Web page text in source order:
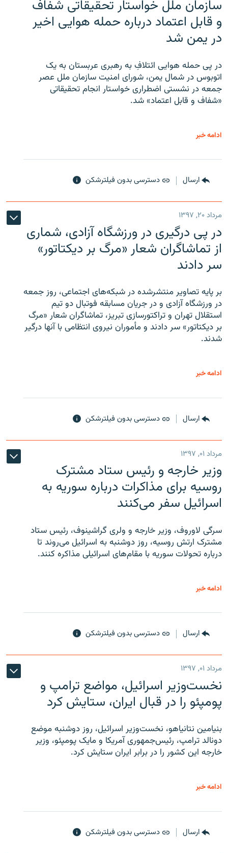
سازمان ملل خواستار تحقیقاتی شفاف
و قابل اعتماد درباره حمله هوایی اخیر
در یمن شد
در پی حمله هوایی ائتلافِ به رهبری عربستان به یک
اتوبوس در شمال یمن، شورای امنیت سازمان ملل عصر
جمعه در نشستی اضطراری خواستار انجام تحقیقاتی
«شفاف و قابل اعتماد» شد.
ادامه خبر
ارسال دسترسی بدون فیلترشکن
مرداد ۲۰, ۱۳۹۷
در پی درگیری در ورزشگاه آزادی، شماری
از تماشاگران شعار «مرگ بر دیکتاتور»
سر دادند
بر پایه تصاویر منتشرشده در شبکه‌های اجتماعی، روز جمعه
در ورزشگاه آزادی و در جریان مسابقه فوتبال دو تیم
استقلال تهران و تراکتورسازی تبریز، تماشاگران شعار «مرگ
بر دیکتاتور» سر دادند و مأموران نیروی انتظامی با آنها درگیر
شدند.
ادامه خبر
ارسال دسترسی بدون فیلترشکن
مرداد ۰۱, ۱۳۹۷
وزیر خارجه و رئیس‌ ستاد مشترک
روسیه برای مذاکرات درباره سوریه به
اسرائیل سفر می‌کنند
سرگی لاوروف، وزیر خارجه و ولری گراشینوف، رئیس ستاد
مشترک ارتش روسیه، روز دوشنبه به اسرائیل می‌روند تا
درباره تحولات سوریه با مقام‌های اسرائیلی مذاکره کنند.
ادامه خبر
ارسال دسترسی بدون فیلترشکن
مرداد ۰۱, ۱۳۹۷
نخست‌وزیر اسرائیل، مواضع ترامپ و
پومپئو را در قبال ایران، ستایش کرد
بنیامین نتانیاهو، نخست‌وزیر اسرائیل، روز دوشنبه موضع
دونالد ترامپ، رئیس‌جمهوری آمریکا و مایک پومپئو، وزیر
خارجه این کشور را در برابر ایران ستایش کرد.
ادامه خبر
ارسال دسترسی بدون فیلترشکن